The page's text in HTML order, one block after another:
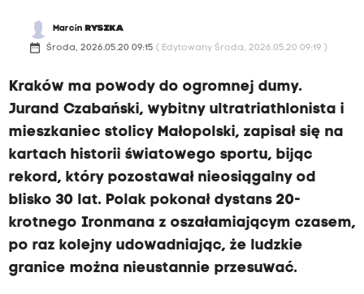
Marcin RYSZKA
date_range Środa, 2026.05.20 09:15 ( Edytowany Środa, 2026.05.20 09:19 )
Kraków ma powody do ogromnej dumy.
Jurand Czabański, wybitny ultratriathlonista i
mieszkaniec stolicy Małopolski, zapisał się na
kartach historii światowego sportu, bijąc
rekord, który pozostawał nieosiągalny od
blisko 30 lat. Polak pokonał dystans 20-
krotnego Ironmana z oszałamiającym czasem,
po raz kolejny udowadniając, że ludzkie
granice można nieustannie przesuwać.